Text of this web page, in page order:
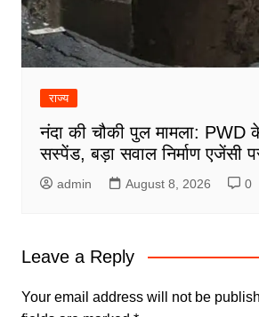
राज्य
नंदा की चौकी पुल मामला: PWD
सस्पेंड, बड़ा सवाल निर्माण एजेंसी
admin August 8, 2026 0
Leave a Reply
Your email address will not be